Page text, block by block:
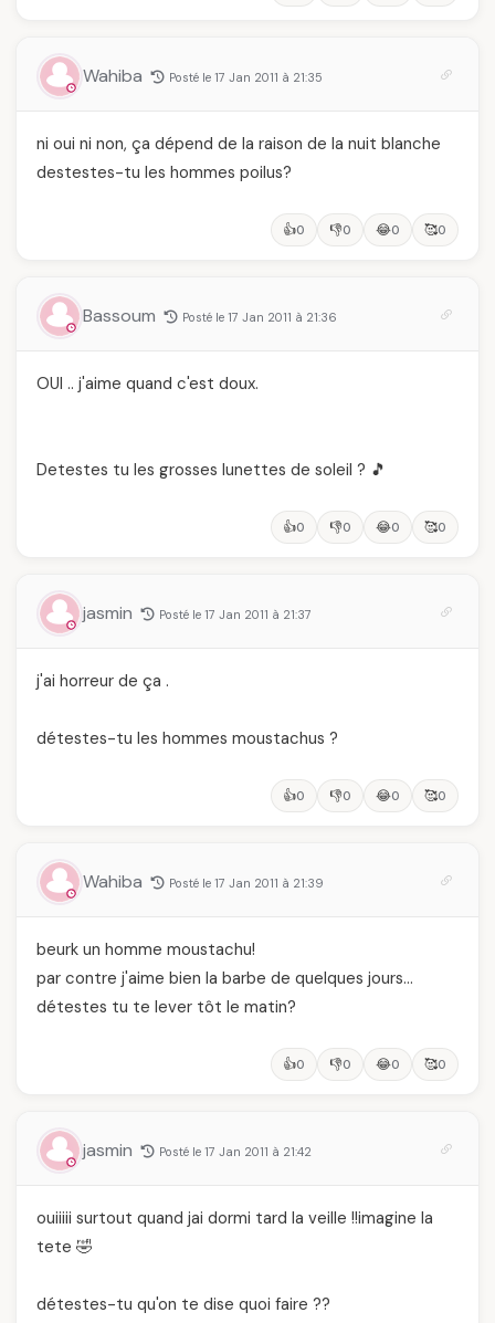
Wahiba Posté le 17 Jan 2011 à 21:35
ni oui ni non, ça dépend de la raison de la nuit blanche
destestes-tu les hommes poilus?
👍0 👎0 😂0 🥰0
Bassoum Posté le 17 Jan 2011 à 21:36
OUI .. j'aime quand c'est doux.
Detestes tu les grosses lunettes de soleil ? 🎵
👍0 👎0 😂0 🥰0
jasmin Posté le 17 Jan 2011 à 21:37
j'ai horreur de ça .
détestes-tu les hommes moustachus ?
👍0 👎0 😂0 🥰0
Wahiba Posté le 17 Jan 2011 à 21:39
beurk un homme moustachu!
par contre j'aime bien la barbe de quelques jours…
détestes tu te lever tôt le matin?
👍0 👎0 😂0 🥰0
jasmin Posté le 17 Jan 2011 à 21:42
ouiiiii surtout quand jai dormi tard la veille !!imagine la
tete 🤣
détestes-tu qu'on te dise quoi faire ??